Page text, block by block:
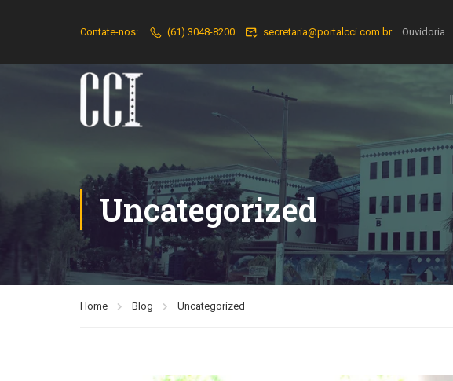
Contate-nos: (61) 3048-8200 secretaria@portalcci.com.br Ouvidoria
Uncategorized
Home Blog Uncategorized